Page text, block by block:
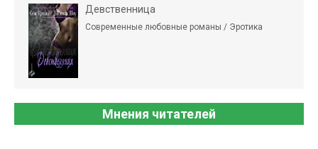
Девственница
Современные любовные романы / Эротика
Мнения читателей